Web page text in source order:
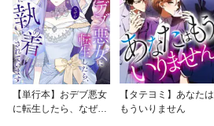
【単行本】おデブ悪女
に転生したら、なぜか
【タテヨミ】あなたは
もういりません